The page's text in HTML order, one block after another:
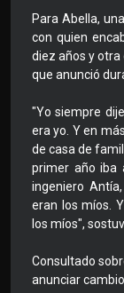
Para Abella,
con quien
diez años y otra
que anunció
"Yo siempre
era yo. Y en
de casa de
primer año iba
ingeniero
eran los míos.
los míos",
Consultado
anunciar